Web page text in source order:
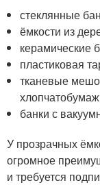
стеклянные
ёмкости из
керамические
пластиковая
тканевые
банки с
У прозрачных
огромное
и требуется